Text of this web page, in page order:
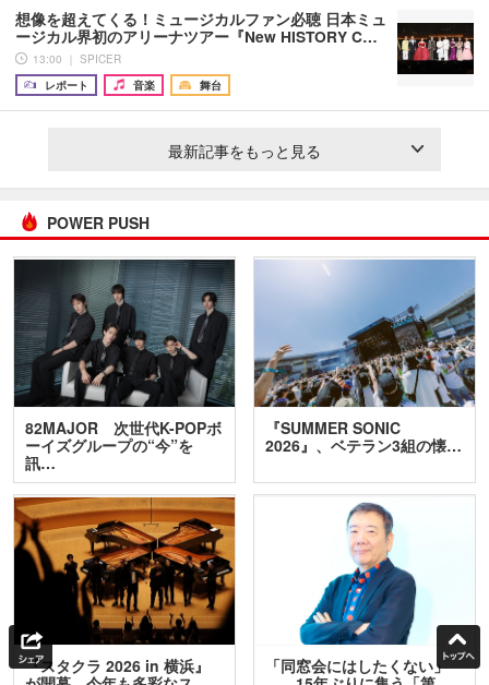
想像を超えてくる！ミュージカルファン必聴 日本ミュ
ージカル界初のアリーナツアー『New HISTORY C…
13:00 ｜ SPICER
レポート
音楽 舞台
最新記事をもっと見る
POWER PUSH
82MAJOR 次世代K-POPボ
ーイズグループの“今”を
訊…
『SUMMER SONIC
2026』、ベテラン3組の懐…
『スタクラ 2026 in 横浜』
「同窓会にはしたくない」